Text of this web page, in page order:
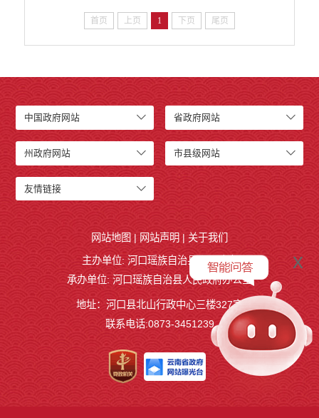
首页 上页 1 下页 尾页
中国政府网站 省政府网站
州政府网站 市县级网站
友情链接
网站地图 | 网站声明 | 关于我们
主办单位: 河口瑶族自治县人民政府
承办单位: 河口瑶族自治县人民政府办公室
地址：河口县北山行政中心三楼327室
联系电话:0873-3451239
x